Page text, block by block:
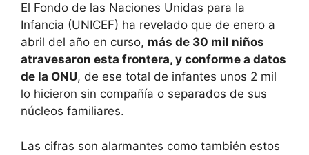
El Fondo de las Naciones Unidas para la
Infancia (UNICEF) ha revelado que de enero a
abril del año en curso, más de 30 mil niños
atravesaron esta frontera, y conforme a datos
de la ONU, de ese total de infantes unos 2 mil
lo hicieron sin compañía o separados de sus
núcleos familiares.
Las cifras son alarmantes como también estos